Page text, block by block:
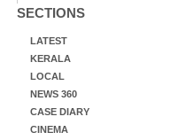
SECTIONS
LATEST
KERALA
LOCAL
NEWS 360
CASE DIARY
CINEMA